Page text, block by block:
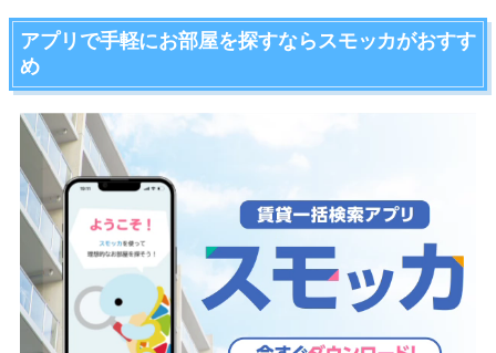
アプリで手軽にお部屋を探すならスモッカがおすす
め